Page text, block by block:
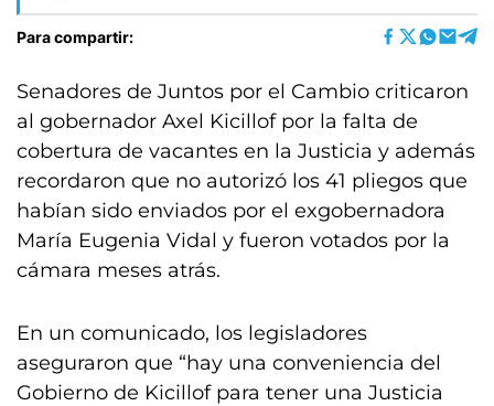
Para compartir:
Senadores de Juntos por el Cambio criticaron
al gobernador Axel Kicillof por la falta de
cobertura de vacantes en la Justicia y además
recordaron que no autorizó los 41 pliegos que
habían sido enviados por el exgobernadora
María Eugenia Vidal y fueron votados por la
cámara meses atrás.
En un comunicado, los legisladores
aseguraron que “hay una conveniencia del
Gobierno de Kicillof para tener una Justicia